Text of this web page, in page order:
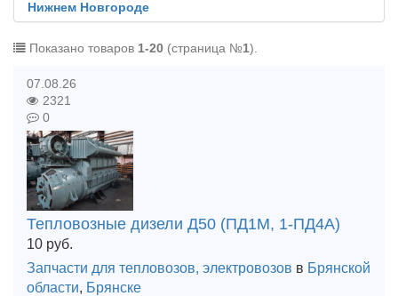
Нижнем Новгороде
Показано товаров 1-20 (страница №1).
07.08.26
2321
0
Тепловозные дизели Д50 (ПД1М, 1-ПД4А)
10 руб.
Запчасти для тепловозов, электровозов в Брянской
области, Брянске